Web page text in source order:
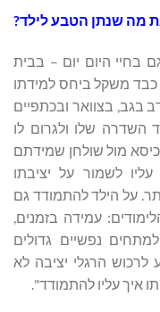
מה שנתן הטבע לילד?
בחיי היום יום – בבית
כבד משקל ביחס למידתו
בגב, בצוואר ובכתפיים
השדרה שלו ולגרום לו
מול שולחן שמידתם
לשמור על יציבתו
על הילד להתמודד גם
עמידה בזמנים,
נפשיים גדולים
לרכוש הרגלי יציבה לא
איך עליו להתמודד".